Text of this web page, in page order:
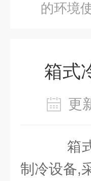
的环境
箱式
更
箱式
制冷设备,